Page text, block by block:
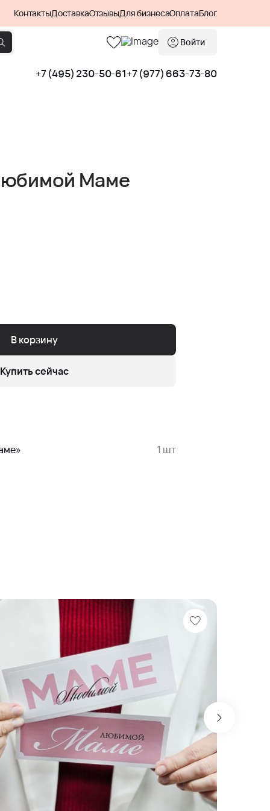
КонтактыДоставкаОтзывыДля бизнесаОплатаБлог
Войти
+7 (495) 230-50-61+7 (977) 663-73-80
Маме
В корзину
Купить сейчас
1 шт